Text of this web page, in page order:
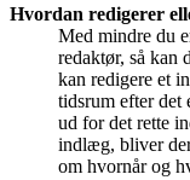
Hvordan redigerer
Med mindre du
redaktør, så kan
kan redigere et
tidsrum efter det
ud for det rette
indlæg, bliver
om hvornår og